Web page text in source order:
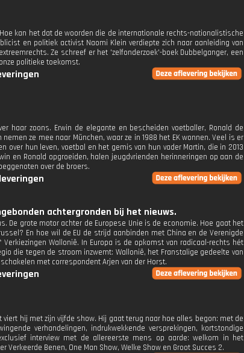
kan het dat de woorden die de internationale rechts-nationalistische
en politiek activist Naomi Klein verdiepte zich naar aanleiding van
Ze schreef er het 'zelfonderzoek'-boek Dubbelganger, een
politieke toekomst.
haar zoons. Erwin de elegante en bescheiden voetballer, Ronald de
ze mee naar München, waar ze in 1988 het EK wonnen. Veel is er
hun leven, voetbal en het gemis van hun vader Martin, die in 2013
en Ronald opgroeiden, halen jeugdvrienden herinneringen op aan de
over de broers.
achtergronden bij het nieuws.
De grote motor achter de Europese Unie is de economie. Hoe gaat het
En hoe wil de EU de strijd aanbinden met China en de Verenigde
Wallonië. In Europa is de opkomst van radicaal-rechts hét
die tegen de stroom inzwemt: Wallonië, het Franstalige gedeelte van
met correspondent Arjen van der Horst.
hij met zijn vijfde show. Hij gaat terug naar hoe alles begon: met de
verhandelingen, indrukwekkende versprekingen, kortstondige
interview met de allereerste mens op aarde: welkom in het
Benen, One Man Show, Welke Show en Groot Succes 2.